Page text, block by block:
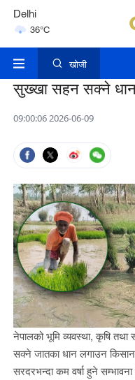
Delhi
36°C
Hyderabad
खोजी
सुख्खा सहन सक्ने
09:00:06 2026-06-09
नेपालको भूमि व्यवस्था, कृषि
सक्ने जातका धान लगाउन
सरदरभन्दा कम वर्षा हुने